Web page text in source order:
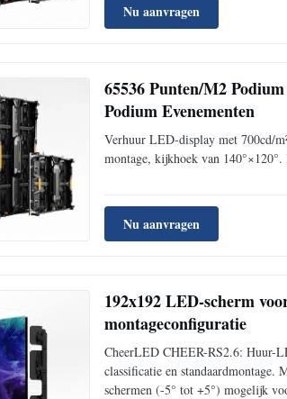
Nu aanvragen
65536 Punten/M2
Podium Evenementen
Verhuur LED-display met 700cd/
montage, kijkhoek van
Nu aanvragen
192x192 LED-scherm
montageconfiguratie
CheerLED CHEER-RS2.6: Huur-
classificatie en standaardmontage.
schermen (-5° tot +5°) mogelijk